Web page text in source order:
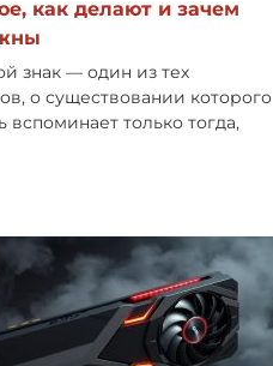
как делают и зачем
знак — один из тех
о существовании которого
вспоминает только тогда,